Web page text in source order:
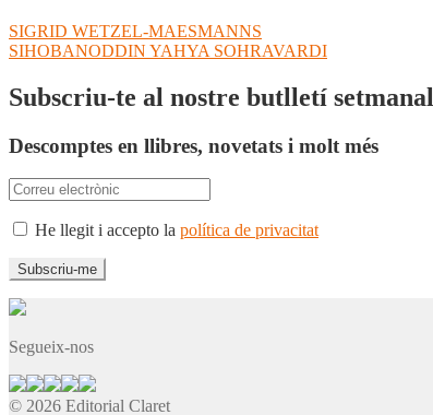
Navegació
d'entrades
Entrada
anterior:
SIGRID WETZEL-MAESMANNS
Pròxima
SIHOBANODDIN YAHYA SOHRAVARDI
Subscriu-te al nostre butlletí setmanal
Descomptes en llibres, novetats i molt més
He llegit i accepto la política de privacitat
Segueix-nos
© 2026 Editorial Claret